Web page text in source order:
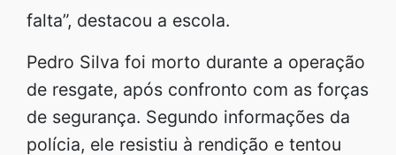
falta”, destacou a escola.
Pedro Silva foi morto durante a operação
de resgate, após confronto com as forças
de segurança. Segundo informações da
polícia, ele resistiu à rendição e tentou